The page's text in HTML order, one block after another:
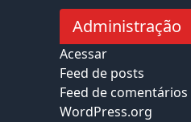
Administração
Acessar
Feed de posts
Feed de comentários
WordPress.org